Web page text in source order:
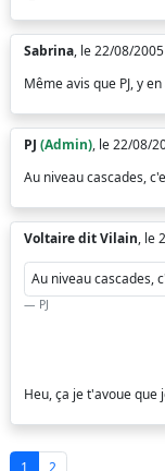
Sabrina, le 22/08/
Même avis que PJ, y
PJ (Admin), le 22/08/
Au niveau cascades,
Voltaire dit Vilain, le
Au niveau cascades,
PJ
Heu, ça je t'avoue que
1 2